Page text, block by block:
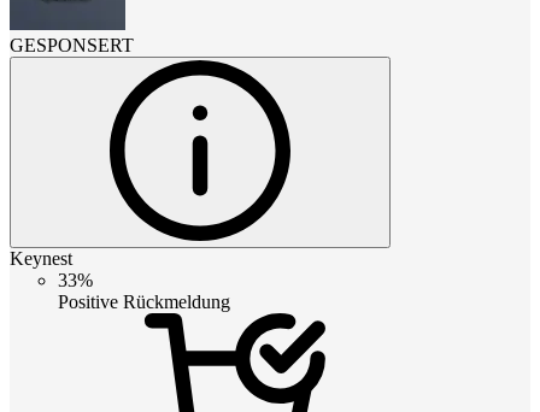
GESPONSERT
Keynest
33%
Positive Rückmeldung